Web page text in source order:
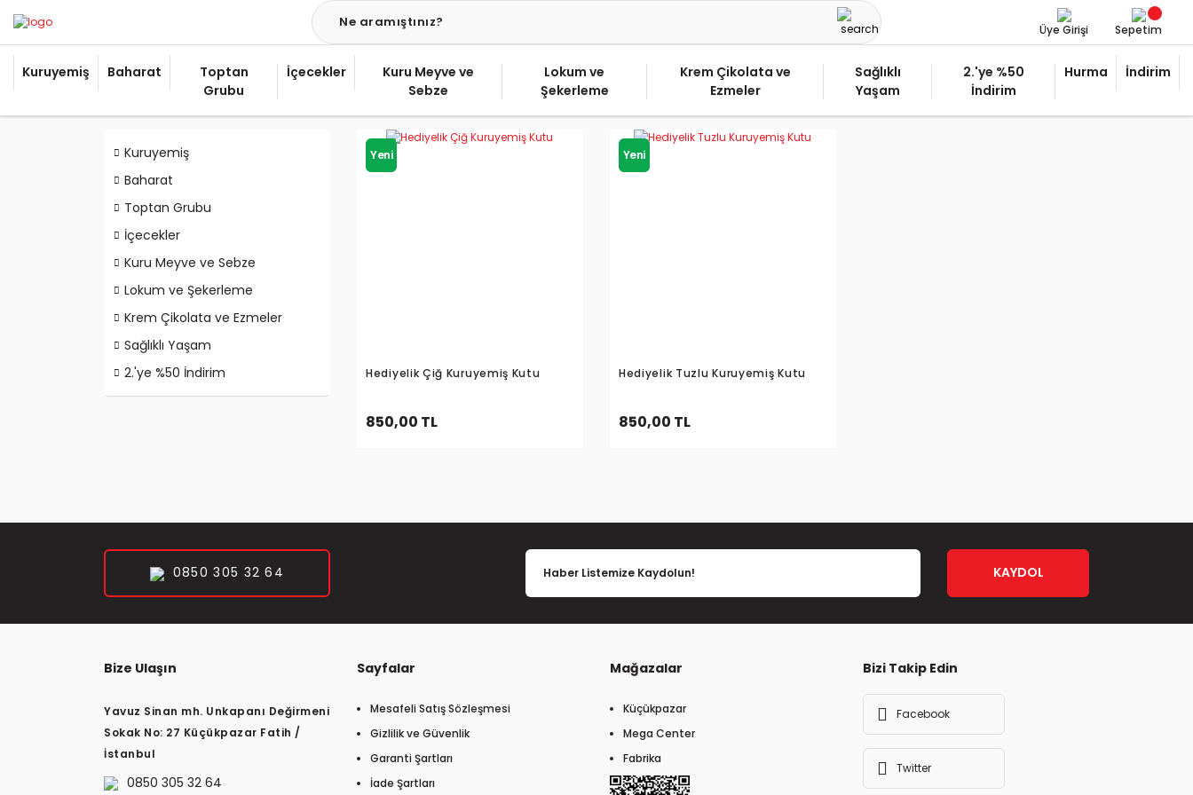
Üye Girişi Sepetim
Kuruyemiş Baharat
Toptan
Grubu
İçecekler
Kuru Meyve ve
Sebze
Lokum ve
Şekerleme
Krem Çikolata ve
Ezmeler
Sağlıklı
Yaşam
2.'ye %50
İndirim
Hurma İndirim
Kuruyemiş
Baharat
Toptan Grubu
İçecekler
Kuru Meyve ve Sebze
Lokum ve Şekerleme
Krem Çikolata ve Ezmeler
Sağlıklı Yaşam
2.'ye %50 İndirim
Yeni
Hediyelik Çiğ Kuruyemiş Kutu
850,00 TL
Yeni
Hediyelik Tuzlu Kuruyemiş Kutu
850,00 TL
0850 305 32 64 KAYDOL
Bize Ulaşın
Yavuz Sinan mh. Unkapanı Değirmeni
Sokak No: 27 Küçükpazar Fatih /
İstanbul
0850 305 32 64
Sayfalar
Mesafeli Satış Sözleşmesi
Gizlilik ve Güvenlik
Garanti Şartları
İade Şartları
Mağazalar
Küçükpazar
Mega Center
Fabrika
Bizi Takip Edin
Facebook
Twitter